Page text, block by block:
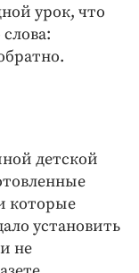
урок, что
детской
которые
установить
не